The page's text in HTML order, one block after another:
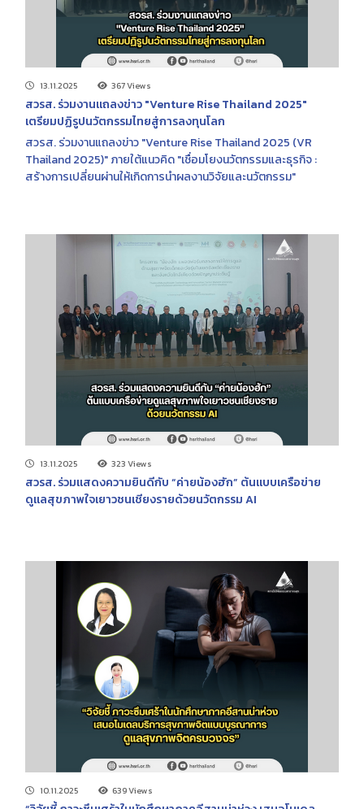
13.11.2025 367 Views
สวรส. ร่วมงานแถลงข่าว "Venture Rise Thailand 2025"
เตรียมปฏิรูปนวัตกรรมไทยสู่การลงทุนโลก
สวรส. ร่วมงานแถลงข่าว "Venture Rise Thailand 2025 (VR
Thailand 2025)" ภายใต้แนวคิด "เชื่อมโยงนวัตกรรมและธุรกิจ :
สร้างการเปลี่ยนผ่านให้เกิดการนำผลงานวิจัยและนวัตกรรม"
13.11.2025 323 Views
สวรส. ร่วมแสดงความยินดีกับ “ค่ายน้องฮัก” ต้นแบบเครือข่าย
ดูแลสุขภาพใจเยาวชนเชียงรายด้วยนวัตกรรม AI
10.11.2025 639 Views